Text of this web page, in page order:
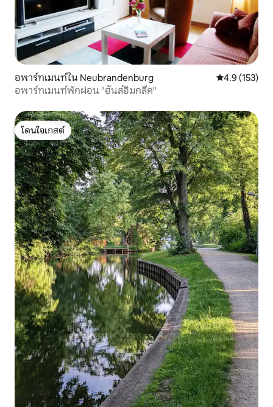
อพาร์ทเมนท์ใน Neubrandenburg คะแนนเฉลี่ย
4.9 (153)
อพาร์ทเมนท์พักผ่อน "ฮันส์อิมกลึค"
โดนใจเกสต์
โดนใจเกสต์